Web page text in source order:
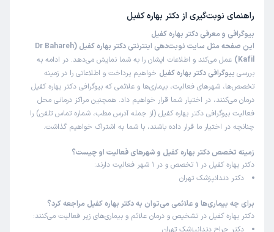
راهنمای نوبت‌گیری از دکتر بهاره کفیل
بیوگرافی و معرفی دکتر بهاره کفیل
این صفحه مثل سایت نوبت‌دهی اینترنتی دکتر بهاره کفیل (Dr Bahareh
Kafil)
عمل می‌کند و اطلاعات ایشان را به شما نمایش می‌دهد. در ادامه به
بررسی بیوگرافی دکتر بهاره کفیل خواهیم پرداخت و اطلاعاتی را در زمینه
تخصص‌ها، شهرهای فعالیت، بیماری‌ها و علائمی که بیوگرافی دکتر بهاره کفیل
درمان می‌کنند، در اختیار شما قرار خواهیم داد. همچنین مراکز درمانی محل
فعالیت بیوگرافی دکتر بهاره کفیل (از جمله آدرس مطب، شماره تماس تلفن) را
چنانچه در اختیار ما قرار داده باشند، با شما به اشتراک خواهیم گذاشت.
زمینه تخصص دکتر بهاره کفیل و شهرهای فعالیت او چیست؟
دکتر بهاره کفیل در 1 تخصص و در 1 شهر فعالیت دارند:
دکتر دندانپزشک تهران
برای چه بیماری‌ها و علائمی می‌توان به دکتر بهاره کفیل مراجعه کرد؟
دکتر بهاره کفیل در تشخیص و درمان علائم و بیماری‌های زیر فعالیت می‌کنند:
دکتر جراح دندانپزشک تهران